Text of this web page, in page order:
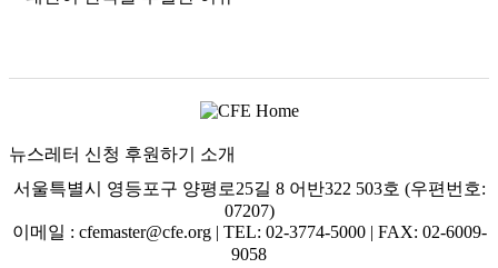
뉴스레터 신청 후원하기
소개
서울특별시 영등포구 양평로25길 8 어반322 503호 (우편번호:
07207)
이메일 : cfemaster@cfe.org | TEL: 02-3774-5000 | FAX: 02-6009-
9058